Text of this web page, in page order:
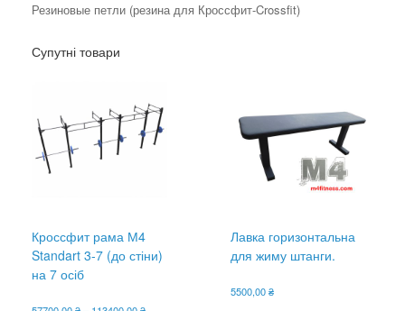
Резиновые петли (резина для Кроссфит-Crossfit)
Супутні товари
Кроссфит рама М4
Standart 3-7 (до стіни)
на 7 осіб
Лавка горизонтальна
для жиму штанги.
5500,00₴